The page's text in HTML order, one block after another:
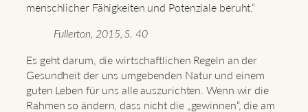
menschlicher Fähigkeiten und Potenziale beruht.“
Fullerton, 2015, S. 40
Es geht darum, die wirtschaftlichen Regeln an der
Gesundheit der uns umgebenden Natur und einem
guten Leben für uns alle auszurichten. Wenn wir die
Rahmen so ändern, dass nicht die „gewinnen“, die am